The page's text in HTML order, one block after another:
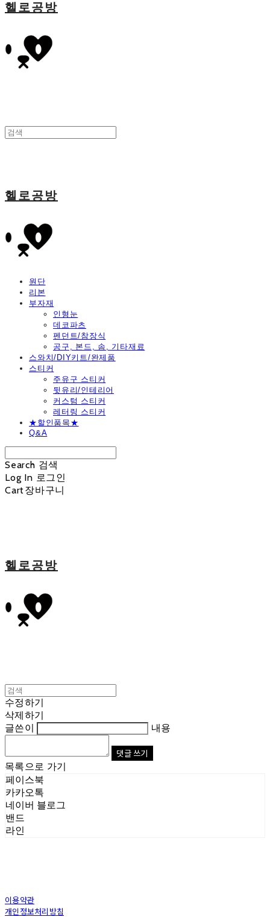
헬로공방
헬로공방
원단
리본
부자재
인형눈
데코파츠
펜던트/참장식
공구, 본드, 솜, 기타재료
스와치/DIY키트/완제품
스티커
주유구 스티커
뒷유리/인테리어
커스텀 스티커
레터링 스티커
★할인품목★
Q&A
Search 검색
Log In 로그인
Cart장바구니
헬로공방
수정하기
삭제하기
글쓴이
내용
댓글 쓰기
목록으로 가기
페이스북
카카오톡
네이버 블로그
밴드
라인
이용약관
개인정보처리방침